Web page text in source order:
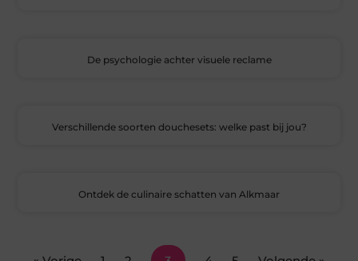
De psychologie achter visuele reclame
Verschillende soorten douchesets: welke past bij jou?
Ontdek de culinaire schatten van Alkmaar